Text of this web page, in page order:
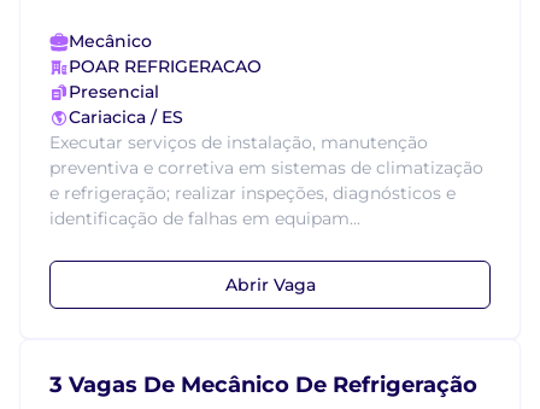
Mecânico
POAR REFRIGERACAO
Presencial
Cariacica / ES
Executar serviços de instalação, manutenção
preventiva e corretiva em sistemas de climatização
e refrigeração; realizar inspeções, diagnósticos e
identificação de falhas em equipam...
Abrir Vaga
3 Vagas De Mecânico De Refrigeração